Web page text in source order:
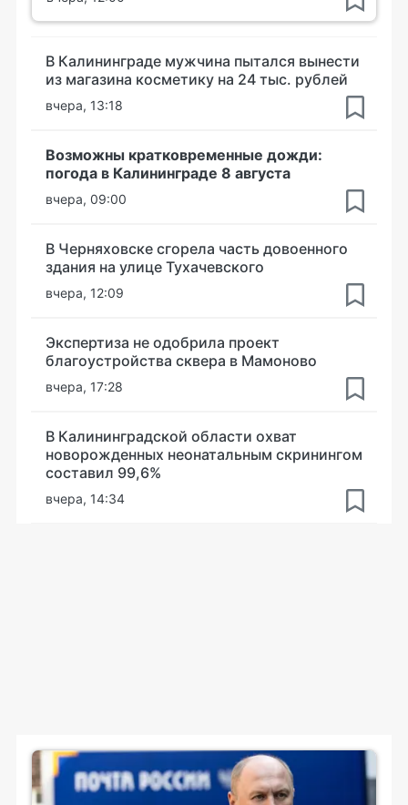
В Калининграде мужчина пытался вынести
из магазина косметику на 24 тыс. рублей
вчера, 13:18
Возможны кратковременные дожди:
погода в Калининграде 8 августа
вчера, 09:00
В Черняховске сгорела часть довоенного
здания на улице Тухачевского
вчера, 12:09
Экспертиза не одобрила проект
благоустройства сквера в Мамоново
вчера, 17:28
В Калининградской области охват
новорожденных неонатальным скринингом
составил 99,6%
вчера, 14:34